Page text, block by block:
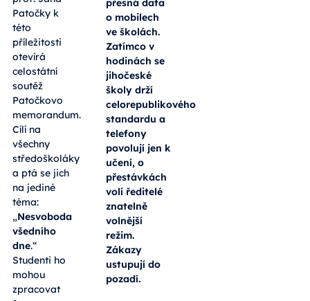
Charta 77
bude mít
padesát let.
Gymnázium
prof. Jana
Patočky k
této
příležitosti
otevírá
celostátní
soutěž
Patočkovo
memorandum.
Cílí na
všechny
středoškoláky
a ptá se jich
na jediné
téma:
„Nesvoboda
květnové
šetření
ministerstva
školství
přineslo
přesná data
o mobilech
ve školách.
Zatímco v
hodinách se
jihočeské
školy drží
celorepublikového
standardu a
telefony
povolují jen k
učení, o
přestávkách
volí ředitelé
znatelně